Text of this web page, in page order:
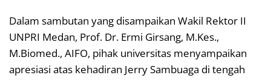
Dalam sambutan yang disampaikan Wakil Rektor II
UNPRI Medan, Prof. Dr. Ermi Girsang, M.Kes.,
M.Biomed., AIFO, pihak universitas menyampaikan
apresiasi atas kehadiran Jerry Sambuaga di tengah